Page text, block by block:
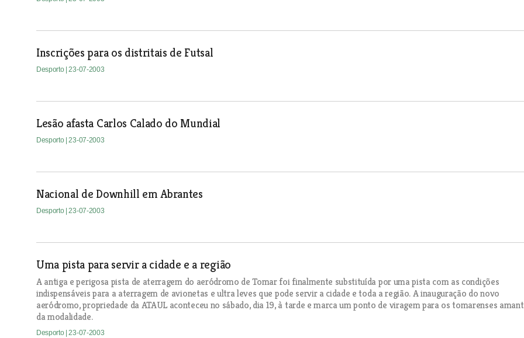
Inscrições para os distritais de Futsal
Desporto | 23-07-2003
Lesão afasta Carlos Calado do Mundial
Desporto | 23-07-2003
Nacional de Downhill em Abrantes
Desporto | 23-07-2003
Uma pista para servir a cidade e a região
A antiga e perigosa pista de aterragem do aeródromo de Tomar foi finalmente substituída por uma pista com as condições
indispensáveis para a aterragem de avionetas e ultra leves que pode servir a cidade e toda a região. A inauguração do novo
aeródromo, propriedade da ATAUL aconteceu no sábado, dia 19, à tarde e marca um ponto de viragem para os tomarenses
da modalidade.
Desporto | 23-07-2003